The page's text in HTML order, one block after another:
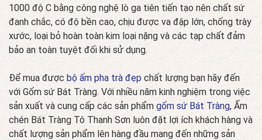
1000 độ C bằng công nghệ lò ga tiên tiến tạo nên chất sứ
đanh chắc, có độ bền cao, chịu được va đập lớn, chống trày
xước, loại bỏ hoàn toàn kim loại nặng và các tạp chất đảm
bảo an toàn tuyệt đối khi sử dụng.
Để mua được bộ ấm pha trà đẹp chất lượng bạn hãy đến
với Gốm sứ Bát Tràng. Với nhiều năm kinh nghiệm trong việc
sản xuất và cung cấp các sản phẩm gốm sứ Bát Tràng, Ấm
chén Bát Tràng Tô Thanh Sơn luôn đặt lợi ích khách hàng và
chất lượng sản phẩm lên hàng đầu mang đến những sản